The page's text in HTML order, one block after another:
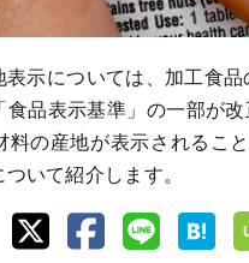
示については、加工食
食品表示基準」の一部が
料の産地が表示されるこ
いて紹介します。